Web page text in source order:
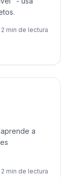
2 min de lectura
a
2 min de lectura